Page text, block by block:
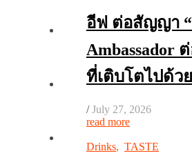
อีฟ ต่อสัญญา “
Ambassador
ที่เติบโตไปด้ว
/ July 27, 2026
read more
Drinks, TASTE